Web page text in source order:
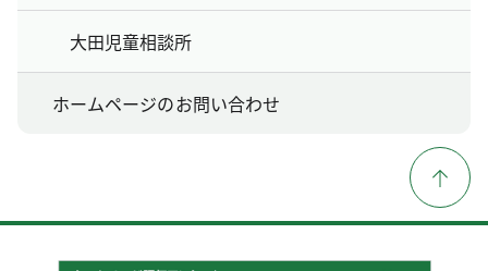
大田児童相談所
ホームページのお問い合わせ